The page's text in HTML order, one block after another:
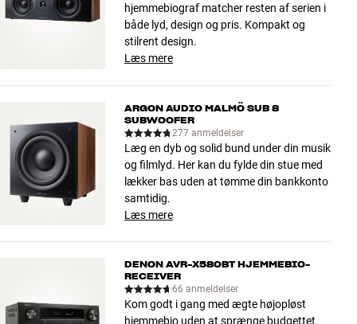
hjemmebiograf matcher resten af serien i
både lyd, design og pris. Kompakt og
stilrent design.
Læs mere
ARGON AUDIO MALMÖ SUB 8
SUBWOOFER
277 anmeldelser
Læg en dyb og solid bund under din musik
og filmlyd. Her kan du fylde din stue med
lækker bas uden at tømme din bankkonto
samtidig.
Læs mere
DENON AVR-X580BT HJEMMEBIO-
RECEIVER
66 anmeldelser
Kom godt i gang med ægte højopløst
hjemmebio uden at sprænge budgettet.